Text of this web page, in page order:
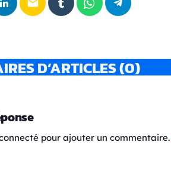
email
D’ARTICLES (0)
pour ajouter un commentaire.